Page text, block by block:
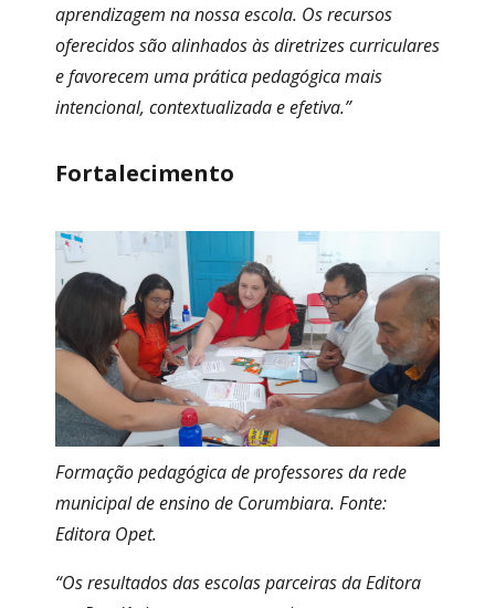
aprendizagem na nossa escola. Os recursos
oferecidos são alinhados às diretrizes curriculares
e favorecem uma prática pedagógica mais
intencional, contextualizada e efetiva.”
Fortalecimento
Formação pedagógica de professores da rede
municipal de ensino de Corumbiara. Fonte:
Editora Opet.
“Os resultados das escolas parceiras da Editora